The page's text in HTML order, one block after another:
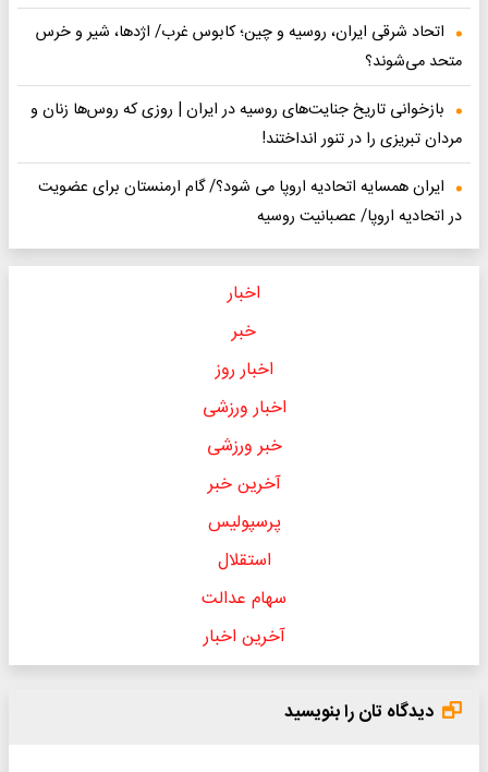
اتحاد شرقی ایران، روسیه و چین؛ کابوس غرب/ اژدها، شیر و خرس
متحد می‌شوند؟
بازخوانی تاریخ جنایت‌های روسیه در ایران | روزی که روس‌ها زنان و
مردان تبریزی را در تنور انداختند!
ایران همسایه اتحادیه اروپا می شود؟/ گام ارمنستان برای عضویت
در اتحادیه اروپا/ عصبانیت روسیه
اخبار
خبر
اخبار روز
اخبار ورزشی
خبر ورزشی
آخرین خبر
پرسپولیس
استقلال
سهام عدالت
آخرین اخبار
دیدگاه تان را بنویسید